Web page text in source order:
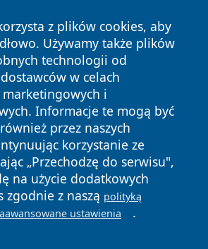
z plików cookies, aby
Używamy także plików
technologii od
w celach
i
Informacje te mogą być
przez naszych
korzystanie ze
„Przechodzę do serwisu",
na użycie dodatkowych
zgodnie z naszą polityką
ustawienia .
Wszystkie prawa zastrzeżone.
Polityka
Prywatności
Polityka
Cookies